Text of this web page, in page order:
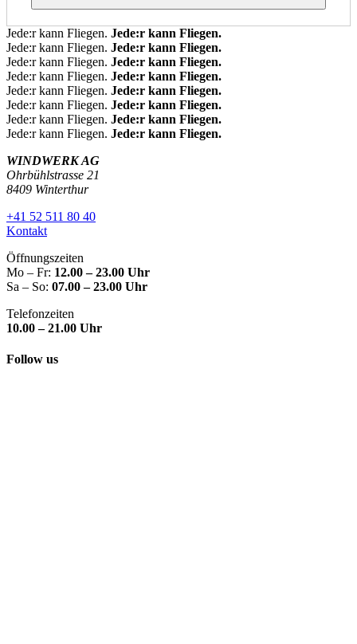
Jede:r kann Fliegen. Jede:r kann Fliegen.
Jede:r kann Fliegen. Jede:r kann Fliegen.
Jede:r kann Fliegen. Jede:r kann Fliegen.
Jede:r kann Fliegen. Jede:r kann Fliegen.
Jede:r kann Fliegen. Jede:r kann Fliegen.
Jede:r kann Fliegen. Jede:r kann Fliegen.
Jede:r kann Fliegen. Jede:r kann Fliegen.
Jede:r kann Fliegen. Jede:r kann Fliegen.
WINDWERK AG
Ohrbühlstrasse 21
8409 Winterthur
+41 52 511 80 40
Kontakt
Öffnungszeiten
Mo – Fr: 12.00 – 23.00 Uhr
Sa – So: 07.00 – 23.00 Uhr
Telefonzeiten
10.00 – 21.00 Uhr
Follow us